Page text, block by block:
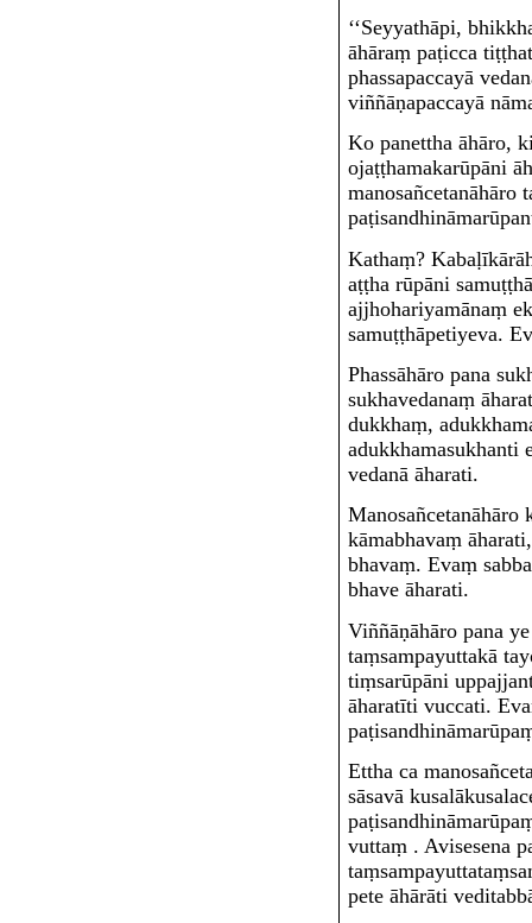
‘‘Seyyathāpi,
āhāraṃ paṭicca
phassapaccayā
viññāṇapaccayā
Ko panettha āhāro,
ojaṭṭhamakarūpāni
manosañcetanāhāro
Kathaṃ?
aṭṭha rūpāni
ajjhohariyamānaṃ
samuṭṭhāpetiyeva.
Phassāhāro pana
sukhavedanaṃ
dukkhaṃ,
adukkhamasukhanti
vedanā āharati.
Manosañcetanāhāro
kāmabhavaṃ
bhavaṃ. Evaṃ
bhave āharati.
Viññāṇāhāro pana
taṃsampayuttakā
tiṃsarūpāni
āharatīti vuccati.
Ettha ca
sāsavā
vuttaṃ . Avisesena
pete āhārāti